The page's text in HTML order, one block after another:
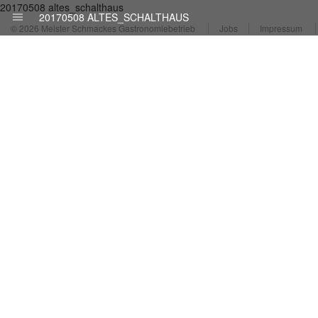
20170508 ALTES_SCHALTHAUS
20170508 altes_schalthaus
© 2026 Meister Schmackes Gastronomiebetrieb Jobs Impressum